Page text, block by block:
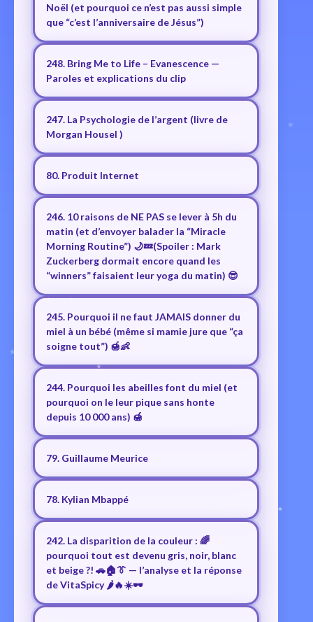
Noël (et pourquoi ce n’est pas aussi simple
que “c’est l’anniversaire de Jésus”)
248. Bring Me to Life – Evanescence —
Paroles et explications du clip
247. La Psychologie de l’argent (livre de
Morgan Housel )
80. Produit Internet
246. 10 raisons de NE PAS se lever à 5h du
matin (et d’envoyer balader la “Miracle
Morning Routine”) 🌙💤(Spoiler : Mark
Zuckerberg dormait encore quand les
“winners” faisaient leur yoga du matin) 😎
245. Pourquoi il ne faut JAMAIS donner du
miel à un bébé (même si mamie jure que “ça
soigne tout”) 🍯👶
244. Pourquoi les abeilles font du miel (et
pourquoi on le leur pique sans honte
depuis 10 000 ans) 🍯
79. Guillaume Meurice
78. Kylian Mbappé
242. La disparition de la couleur : 🌈
pourquoi tout est devenu gris, noir, blanc
et beige ?! 🚗🏠👔 — l’analyse et la réponse
de VitaSpicy 🌶️🔥☀️🕶️